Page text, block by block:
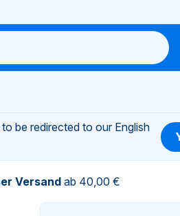
be redirected to our English
Versandab 40,00 €